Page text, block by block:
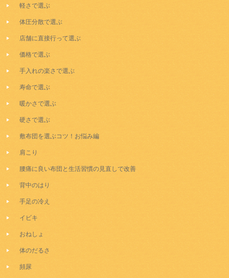
軽さで選ぶ
体圧分散で選ぶ
店舗に直接行って選ぶ
価格で選ぶ
手入れの楽さで選ぶ
寿命で選ぶ
暖かさで選ぶ
硬さで選ぶ
敷布団を選ぶコツ！お悩み編
肩こり
腰痛に良い布団と生活習慣の見直しで改善
背中のはり
手足の冷え
イビキ
おねしょ
体のだるさ
頻尿